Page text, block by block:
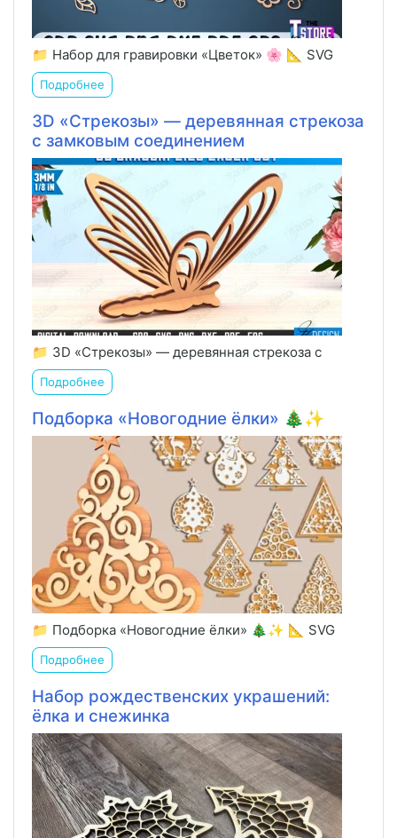
📁 Набор для гравировки «Цветок» 🌸 📐 SVG
Подробнее
3D «Стрекозы» — деревянная стрекоза
с замковым соединением
📁 3D «Стрекозы» — деревянная стрекоза с
Подробнее
Подборка «Новогодние ёлки» 🎄✨
📁 Подборка «Новогодние ёлки» 🎄✨ 📐 SVG
Подробнее
Набор рождественских украшений:
ёлка и снежинка